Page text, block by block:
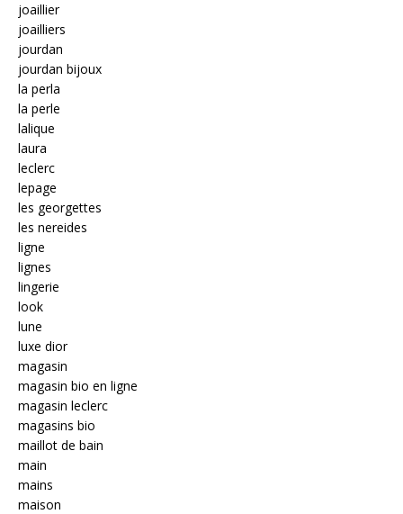
joaillier
joailliers
jourdan
jourdan bijoux
la perla
la perle
lalique
laura
leclerc
lepage
les georgettes
les nereides
ligne
lignes
lingerie
look
lune
luxe dior
magasin
magasin bio en ligne
magasin leclerc
magasins bio
maillot de bain
main
mains
maison